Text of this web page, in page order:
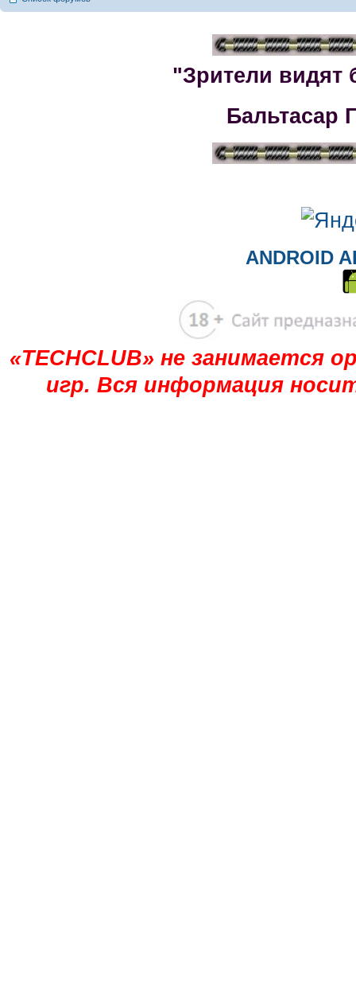
"Зрители видят
Бальтасар
ANDROID
«TECHCLUB» не занимается
игр. Вся информация